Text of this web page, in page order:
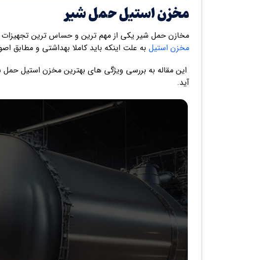
مخزن استیل حمل شیر
مخازن حمل شیر یکی از مهم ترین و حساس ترین
مخزن استیل به علت اینکه باید کاملا بهداشتی و مطابق
این مقاله به بررسی ویژگی های بهترین مخزن استیل
آید.